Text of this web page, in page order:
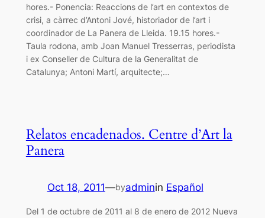
hores.- Ponencia: Reaccions de l’art en contextos de
crisi, a càrrec d’Antoni Jové, historiador de l’art i
coordinador de La Panera de Lleida. 19.15 hores.-
Taula rodona, amb Joan Manuel Tresserras, periodista
i ex Conseller de Cultura de la Generalitat de
Catalunya; Antoni Martí, arquitecte;…
Relatos encadenados. Centre d’Art la
Panera
Oct 18, 2011—byadminin Español
Del 1 de octubre de 2011 al 8 de enero de 2012 Nueva